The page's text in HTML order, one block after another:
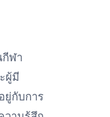
ฬา
ผู้มี
กับการ